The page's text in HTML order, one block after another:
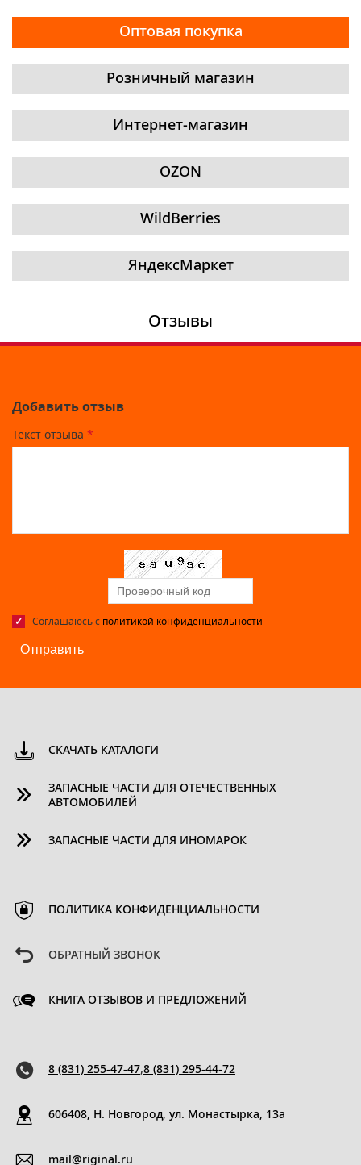
Оптовая покупка
Розничный магазин
Интернет-магазин
OZON
WildBerries
ЯндексМаркет
Отзывы
Добавить отзыв
Текст отзыва *
Соглашаюсь с политикой конфиденциальности
Отправить
СКАЧАТЬ КАТАЛОГИ
ЗАПАСНЫЕ ЧАСТИ ДЛЯ ОТЕЧЕСТВЕННЫХ
АВТОМОБИЛЕЙ
ЗАПАСНЫЕ ЧАСТИ ДЛЯ ИНОМАРОК
ПОЛИТИКА КОНФИДЕНЦИАЛЬНОСТИ
ОБРАТНЫЙ ЗВОНОК
КНИГА ОТЗЫВОВ И ПРЕДЛОЖЕНИЙ
8 (831) 255-47-47,8 (831) 295-44-72
606408, Н. Новгород, ул. Монастырка, 13a
mail@riginal.ru